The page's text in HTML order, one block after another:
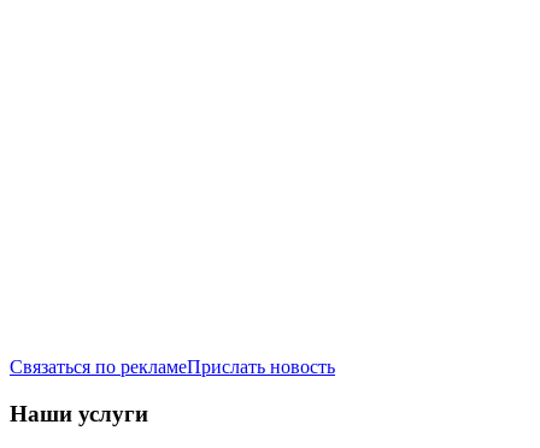
Связаться по рекламеПрислать новость
Наши услуги